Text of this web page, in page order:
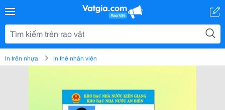
In trên nhựa In thẻ nhân viên